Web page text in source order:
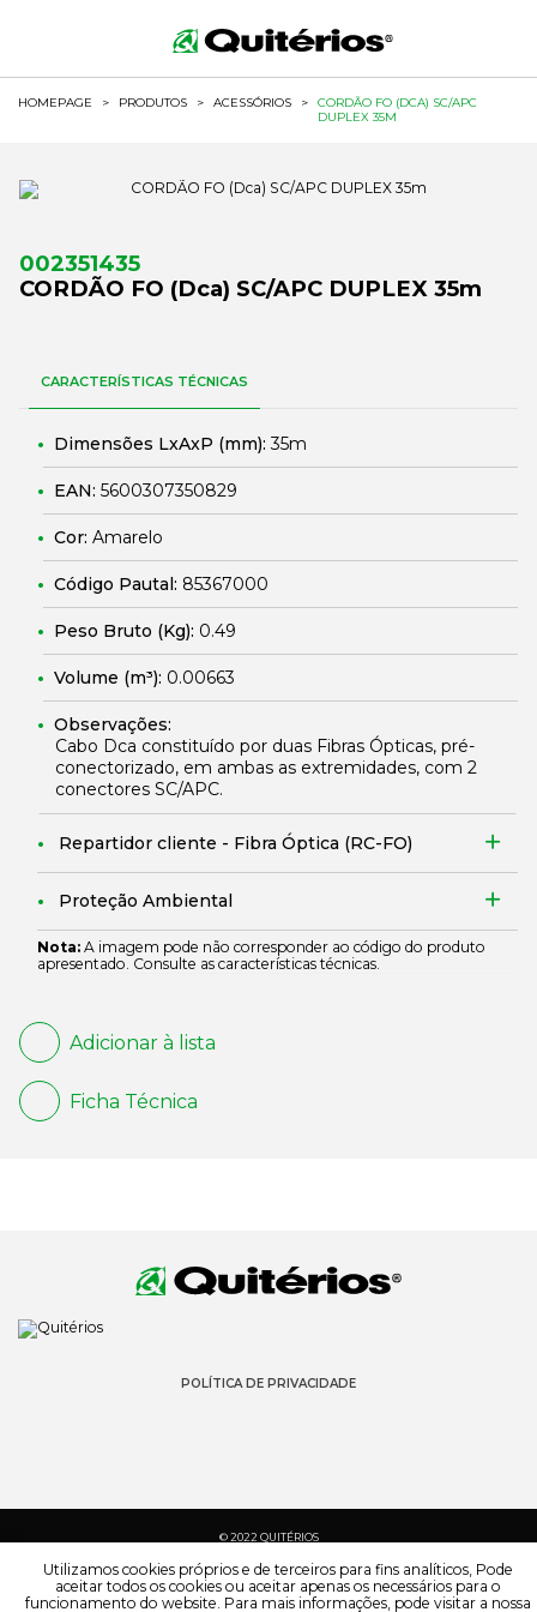
HOMEPAGE > PRODUTOS > ACESSÓRIOS >
CORDÃO FO (DCA) SC/APC
DUPLEX 35M
002351435
CORDÃO FO (Dca) SC/APC DUPLEX 35m
CARACTERÍSTICAS TÉCNICAS
Dimensões LxAxP (mm):35m
EAN: 5600307350829
Cor: Amarelo
Código Pautal: 85367000
Peso Bruto (Kg): 0.49
Volume (m³): 0.00663
Observações:
Cabo Dca constituído por duas Fibras Ópticas, pré-
conectorizado, em ambas as extremidades, com 2
conectores SC/APC.
Repartidor cliente - Fibra Óptica (RC-FO)
Proteção Ambiental
Nota: A imagem pode não corresponder ao código do produto
apresentado. Consulte as características técnicas.
Adicionar à lista
Ficha Técnica
POLÍTICA DE PRIVACIDADE
© 2022 QUITÉRIOS
Utilizamos cookies próprios e de terceiros para fins analíticos, Pode
aceitar todos os cookies ou aceitar apenas os necessários para o
funcionamento do website. Para mais informações, pode visitar a nossa